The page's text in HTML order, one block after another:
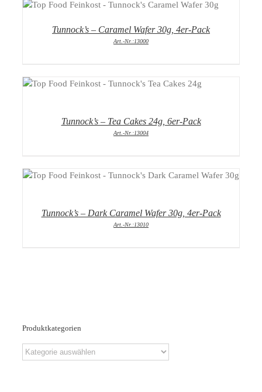
DETAILS
Tunnock’s – Caramel Wafer 30g, 4er-Pack
Art.-Nr.:13000
Tunnock’s – Tea Cakes 24g, 6er-Pack
Art.-Nr.:13004
Tunnock’s – Dark Caramel Wafer 30g, 4er-Pack
Art.-Nr.:13010
Produktkategorien